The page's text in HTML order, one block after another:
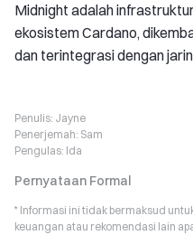
Midnight adalah
ekosistem Cardano,
dan terintegrasi dengan
Penulis: Jayne
Penerjemah: Sam
Pengulas: Ida
Pernyataan Formal
* Informasi ini tidak bermaksud
keuangan atau rekomendasi lain